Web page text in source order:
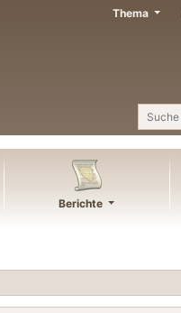
Suche
Thema
Berichte